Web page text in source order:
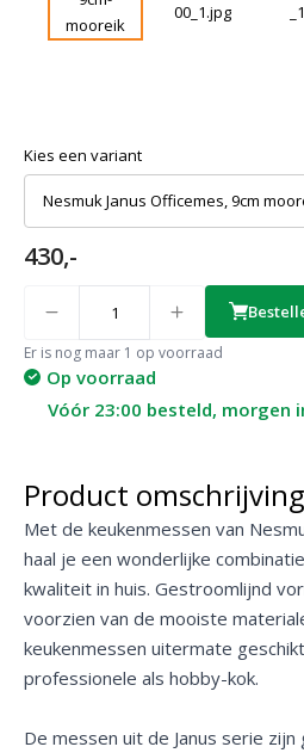
Kies een variant
Nesmuk Janus Officemes, 9cm
430,-
Er is nog maar 1 op voorraad
Op voorraad
Vóór 23:00 besteld, morgen
Product omschrijving
Met de keukenmessen van
haal je een wonderlijke
kwaliteit in huis. Gestroomlijnd
voorzien van de mooiste
keukenmessen uitermate
professionele als hobby-kok.
De messen uit de Janus serie